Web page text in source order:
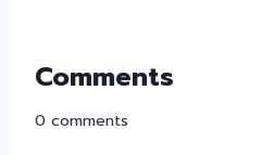
Comments
0 comments